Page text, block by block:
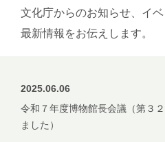
文化庁からのお知らせ、イ
最新情報をお伝えします。
2025.06.06
令和７年度博物館長会議（第３
ました）